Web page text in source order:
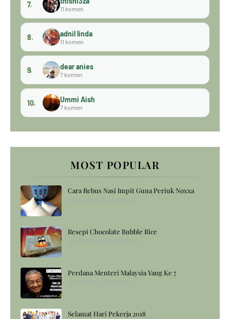
7. 11 komen
8. adnil linda
11 komen
9. dear anies
7 komen
10. Ummi Aish
7 komen
MOST POPULAR
Cara Rebus Nasi Impit Guna Periuk Noxxa
Resepi Chocolate Bubble Rice
Perdana Menteri Malaysia Yang Ke 7
Selamat Hari Pekerja 2018